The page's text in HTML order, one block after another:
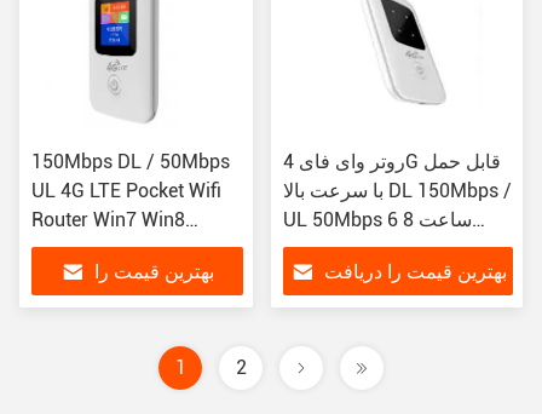
150Mbps DL / 50Mbps
UL 4G LTE Pocket Wifi
Router Win7 Win8
WinXP MAC Vista LINUX
بهترین قیمت را
روتر وای فای 4G قابل حمل
با سرعت بالا DL 150Mbps /
UL 50Mbps 6 ساعت 8
کاربر
بهترین قیمت را دریافت
1 2